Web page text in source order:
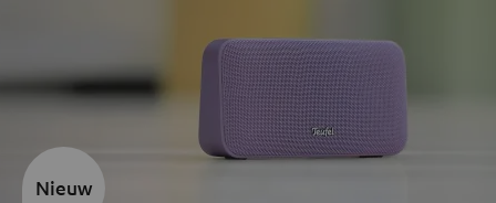
Nieuw